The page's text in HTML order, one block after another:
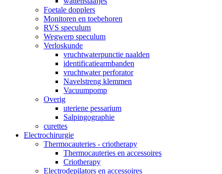
Foetale dopplers
Monitoren en toebehoren
RVS speculum
Wegwerp speculum
Verloskunde
vruchtwaterpunctie naalden
identificatiearmbanden
vruchtwater perforator
Navelstreng klemmen
Vacuumpomp
Overig
uteriene pessarium
Salpingographie
curettes
Electrochirurgie
Thermocauteries - criotherapy
Thermocauteries en accessoires
Criotherapy
Electrodepilators en accessoires